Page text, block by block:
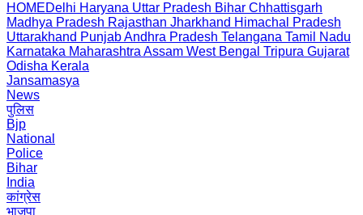
HOMEDelhi Haryana Uttar Pradesh Bihar Chhattisgarh
Madhya Pradesh Rajasthan Jharkhand Himachal Pradesh
Uttarakhand PunjabAndhra Pradesh Telangana Tamil Nadu
Karnataka Maharashtra Assam West Bengal Tripura Gujarat
Odisha Kerala
Jansamasya
News
पुलिस
Bjp
National
Police
Bihar
India
कांग्रेस
भाजपा